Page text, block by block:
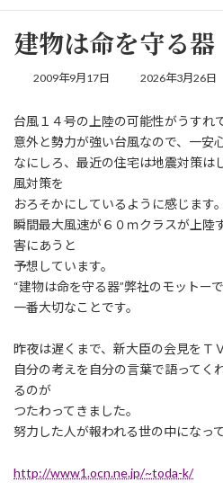
建物は命を守る器
2009年9月17日
最
新
日
時
:
2026年3月26日
台風１４号の上陸の可能性がうすれ
意外と勢力が強い台風なので、一安心
なにしろ、最近の住宅は地震対策は
風対策を
おろそかにしているように感じます。
瞬間最大風速が６０ｍクラスが上陸
害にあうと
予想しています。
“建物は命を守る器”弊社のモットーで
一番大切なことです。
昨夜は遅くまで、新大臣の会見をＴ
自分の考えを自分の言葉で語ってく
るのが
つたわってきました。
努力した人が報われる世の中になっ
http://www1.ocn.ne.jp/~toda-k/